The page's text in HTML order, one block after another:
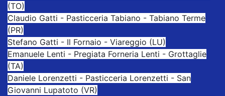
(TO)
Claudio Gatti - Pasticceria Tabiano - Tabiano Terme
(PR)
Stefano Gatti - Il Fornaio - Viareggio (LU)
Emanuele Lenti - Pregiata Forneria Lenti - Grottaglie
(TA)
Daniele Lorenzetti - Pasticceria Lorenzetti - San
Giovanni Lupatoto (VR)